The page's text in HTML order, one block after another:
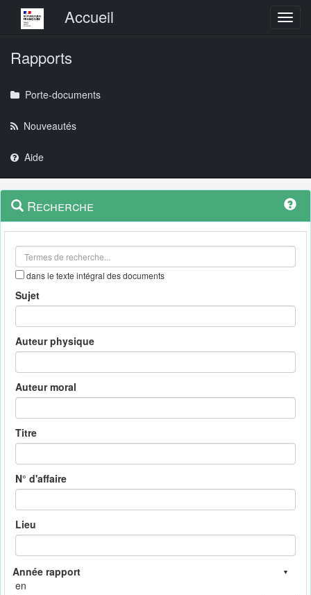
Menu principalAccueil
Rapports
Porte-documents
Nouveautés
Aide
Navigation
outils
Menu
contextuel
Recherche
dans le texte intégral des documents
Sujet
Auteur physique
Auteur moral
Titre
N° d'affaire
Lieu
en